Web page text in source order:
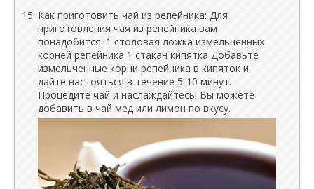
Как приготовить чай из репейника: Для
приготовления чая из репейника вам
понадобится: 1 столовая ложка измельченных
корней репейника 1 стакан кипятка Добавьте
измельченные корни репейника в кипяток и
дайте настояться в течение 5-10 минут.
Процедите чай и наслаждайтесь! Вы можете
добавить в чай мед или лимон по вкусу.